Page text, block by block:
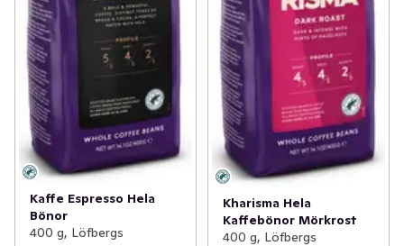
Kaffe Espresso Hela
Bönor
400 g, Löfbergs
Kharisma Hela
Kaffebönor Mörkrost
400 g, Löfbergs